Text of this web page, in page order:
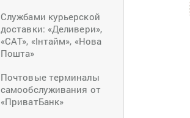
оборудование
Загибка деталей
Службами курьерской
доставки: «Деливери»,
«САТ», «Інтайм», «Нова
Пошта»
Почтовые терминалы
самообслуживания от
«ПриватБанк»